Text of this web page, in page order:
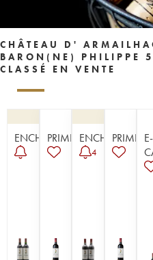
CHÂTEAU D'
BARON(NE) PHILIPPE
CLASSÉ EN VENTE
ENCHÈREPRIMEURENCHÈRE
4
PRIMEUR
E-